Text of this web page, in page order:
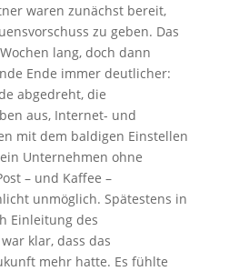
waren zunächst bereit,
zu geben. Das
lang, doch dann
Ende immer deutlicher:
abgedreht, die
aus, Internet- und
mit dem baldigen Einstellen
Unternehmen ohne
– und Kaffee –
unmöglich. Spätestens in
Einleitung des
klar, dass das
mehr hatte. Es fühlte